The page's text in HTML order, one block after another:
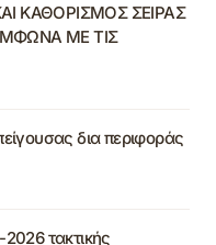
ΚΑΘΟΡΙΣΜΟΣ ΣΕΙΡΑΣ
ΜΕ ΤΙΣ
δια περιφοράς
τακτικής